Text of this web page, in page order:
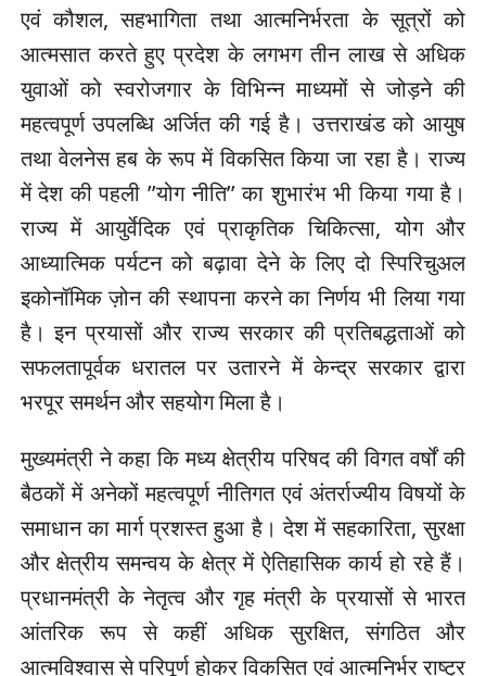
एवं कौशल, सहभागिता तथा आत्मनिर्भरता के सूत्रों को
आत्मसात करते हुए प्रदेश के लगभग तीन लाख से अधिक
युवाओं को स्वरोजगार के विभिन्न माध्यमों से जोड़ने की
महत्वपूर्ण उपलब्धि अर्जित की गई है। उत्तराखंड को आयुष
तथा वेलनेस हब के रूप में विकसित किया जा रहा है। राज्य
में देश की पहली ’’योग नीति’’ का शुभारंभ भी किया गया है।
राज्य में आयुर्वेदिक एवं प्राकृतिक चिकित्सा, योग और
आध्यात्मिक पर्यटन को बढ़ावा देने के लिए दो स्पिरिचुअल
इकोनॉमिक ज़ोन की स्थापना करने का निर्णय भी लिया गया
है। इन प्रयासों और राज्य सरकार की प्रतिबद्धताओं को
सफलतापूर्वक धरातल पर उतारने में केन्द्र सरकार द्वारा
भरपूर समर्थन और सहयोग मिला है।
मुख्यमंत्री ने कहा कि मध्य क्षेत्रीय परिषद की विगत वर्षों की
बैठकों में अनेकों महत्वपूर्ण नीतिगत एवं अंतर्राज्यीय विषयों के
समाधान का मार्ग प्रशस्त हुआ है। देश में सहकारिता, सुरक्षा
और क्षेत्रीय समन्वय के क्षेत्र में ऐतिहासिक कार्य हो रहे हैं।
प्रधानमंत्री के नेतृत्व और गृह मंत्री के प्रयासों से भारत
आंतरिक रूप से कहीं अधिक सुरक्षित, संगठित और
आत्मविश्वास से परिपूर्ण होकर विकसित एवं आत्मनिर्भर राष्ट्र